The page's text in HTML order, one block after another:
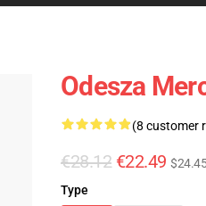
Odesza
(8 customer
€28.12 €22.49 $24.45
Type